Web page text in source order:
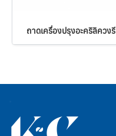
ถาดเครื่องปรุงอะคริลิควงรี